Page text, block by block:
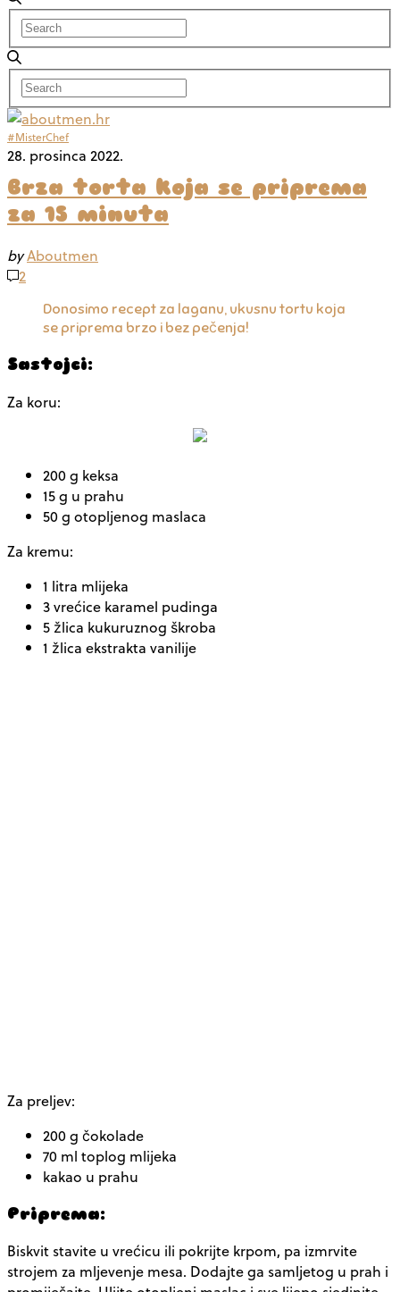
#MisterChef
28. prosinca 2022.
Brza torta koja se priprema
za 15 minuta
byAboutmen
2
Donosimo recept za laganu, ukusnu tortu koja
se priprema brzo i bez pečenja!
Sastojci:
Za koru:
200 g keksa
15 g u prahu
50 g otopljenog maslaca
Za kremu:
1 litra mlijeka
3 vrećice karamel pudinga
5 žlica kukuruznog škroba
1 žlica ekstrakta vanilije
Za preljev:
200 g čokolade
70 ml toplog mlijeka
kakao u prahu
Priprema:
Biskvit stavite u vrećicu ili pokrijte krpom, pa izmrvite
strojem za mljevenje mesa. Dodajte ga samljetog u prah i